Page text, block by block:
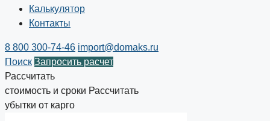
Калькулятор
Контакты
8 800 300-74-46 import@domaks.ru
Поиск Запросить расчет
Рассчитать
стоимость и сроки Рассчитать
убытки от карго